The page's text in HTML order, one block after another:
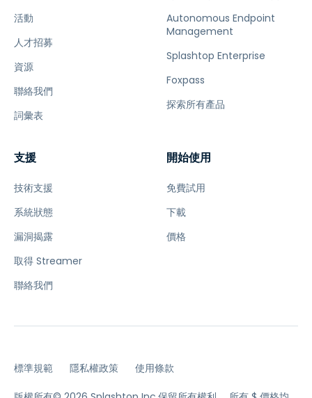
活動
人才招募
資源
聯絡我們
詞彙表
Autonomous Endpoint
Management
Splashtop Enterprise
Foxpass
探索所有產品
支援
技術支援
系統狀態
漏洞揭露
取得 Streamer
聯絡我們
開始使用
免費試用
下載
價格
標準規範 隱私權政策 使用條款